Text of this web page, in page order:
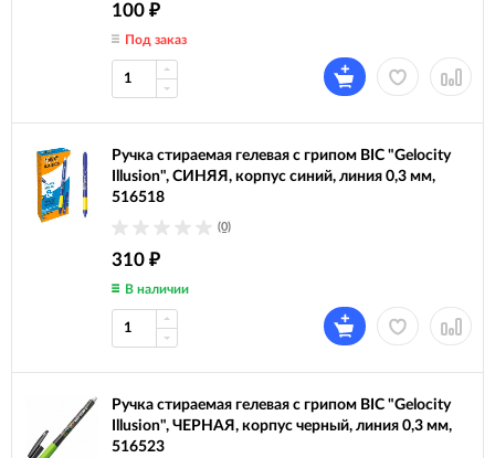
100 ₽
Под заказ
Ручка стираемая гелевая с грипом BIC "Gelocity
Illusion", СИНЯЯ, корпус синий, линия 0,3 мм,
516518
(0)
310 ₽
В наличии
Ручка стираемая гелевая с грипом BIC "Gelocity
Illusion", ЧЕРНАЯ, корпус черный, линия 0,3 мм,
516523